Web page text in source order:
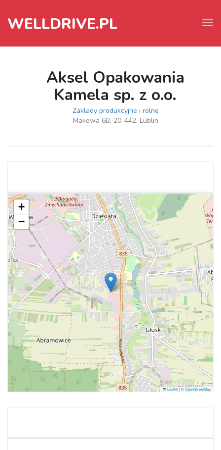
WELLDRIVE.PL
Aksel Opakowania
Kamela sp. z o.o.
Zakłady produkcyjne i rolne
Makowa 6B, 20-442, Lublin
+
−
Leaflet|©OpenStreetMap